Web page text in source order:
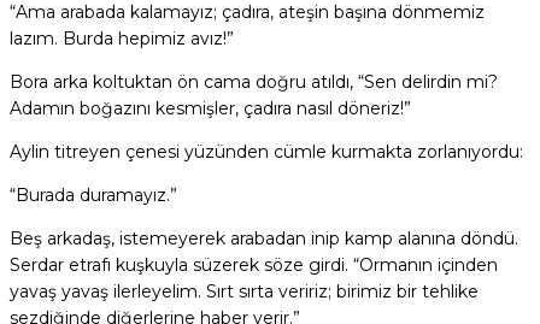
“Ama arabada kalamayız; çadıra, ateşin başına dönmemiz
lazım. Burda hepimiz avız!”
Bora arka koltuktan ön cama doğru atıldı, “Sen delirdin mi?
Adamın boğazını kesmişler, çadıra nasıl döneriz!”
Aylin titreyen çenesi yüzünden cümle kurmakta zorlanıyordu:
“Burada duramayız.”
Beş arkadaş, istemeyerek arabadan inip kamp alanına döndü.
Serdar etrafı kuşkuyla süzerek söze girdi. “Ormanın içinden
yavaş yavaş ilerleyelim. Sırt sırta veririz; birimiz bir tehlike
sezdiğinde diğerlerine haber verir.”